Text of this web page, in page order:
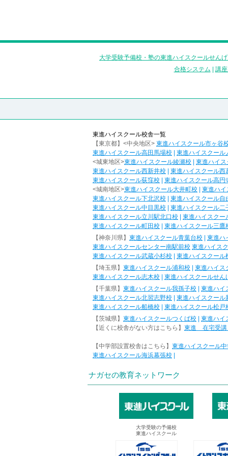
大学受験予備校・塾の東進ハイスクールせん
合格システム
講
東進ハイスクール校舎一覧
【東京都】<中央地区> 東進ハイスクール市ヶ谷
東進ハイスクール高田馬場校
東進ハイスクール
<城東地区>東進ハイスクール綾瀬校
東進ハイ
東進ハイスクール西新井校
東進ハイスクール西
東進ハイスクール荻窪校
東進ハイスクール高円
<城南地区>東進ハイスクール大井町校
東進ハイ
東進ハイスクール下北沢校
東進ハイスクール自
東進ハイスクール中目黒校
東進ハイスクール二
東進ハイスクール立川駅北口校
東進ハイスクー
東進ハイスクール町田校
東進ハイスクール三鷹
【神奈川県】 東進ハイスクール青葉台校
東進ハ
東進ハイスクールセンター南駅前校 東進ハイス
東進ハイスクール武蔵小杉校
東進ハイスクール
【埼玉県】 東進ハイスクール浦和校
東進ハイス
東進ハイスクール志木校
東進ハイスクールせん
【千葉県】 東進ハイスクール我孫子校
東進ハイ
東進ハイスクール北習志野校
東進ハイスクール
東進ハイスクール船橋校
東進ハイスクール松戸
【茨城県】 東進ハイスクールつくば校
東進ハイ
【近くに校舎がない方はこちら】 東進 在宅受講
【中学部設置校舎はこちら】 東進ハイスクール
東進ハイスクール海浜幕張校
ナガセの教育ネットワーク
大学受験の予備校
東進ハイスクール